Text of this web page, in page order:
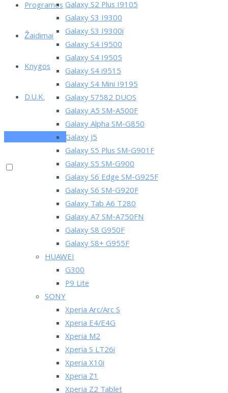
Programos
Žaidimai
Knygos
D.U.K.
PRENUMERUOK
Galaxy S2 Plus I9105
Galaxy S3 I9300
Galaxy S3 I9300i
Galaxy S4 I9500
Galaxy S4 I9505
Galaxy S4 i9515
Galaxy S4 Mini I9195
Galaxy S7582 DUOS
Galaxy A5 SM-A500F
Galaxy Alpha SM-G850
Galaxy J5
Galaxy S5 Plus SM-G901F
Galaxy S5 SM-G900
Galaxy S6 Edge SM-G925F
Galaxy S6 SM-G920F
Galaxy Tab A6 T280
Galaxy A7 SM-A750FN
Galaxy S8 G950F
Galaxy S8+ G955F
HUAWEI
G300
P9 Lite
SONY
Xperia Arc/Arc S
Xperia E4/E4G
Xperia M2
Xperia S LT26i
Xperia X10i
Xperia Z1